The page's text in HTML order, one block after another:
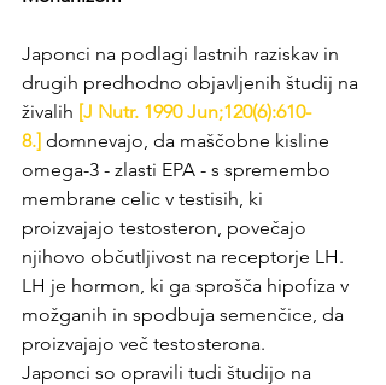
Japonci na podlagi lastnih raziskav in
drugih predhodno objavljenih študij na
živalih [J Nutr. 1990 Jun;120(6):610-
8.] domnevajo, da maščobne kisline
omega-3 - zlasti EPA - s spremembo
membrane celic v testisih, ki
proizvajajo testosteron, povečajo
njihovo občutljivost na receptorje LH.
LH je hormon, ki ga sprošča hipofiza v
možganih in spodbuja semenčice, da
proizvajajo več testosterona.
Japonci so opravili tudi študijo na